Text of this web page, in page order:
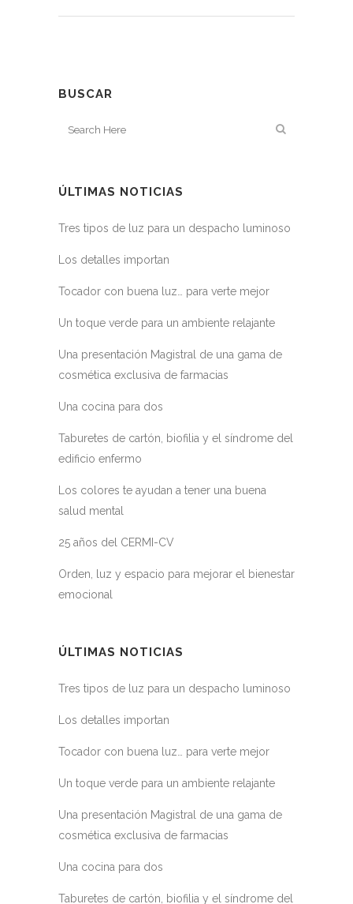
BUSCAR
ÚLTIMAS NOTICIAS
Tres tipos de luz para un despacho luminoso
Los detalles importan
Tocador con buena luz… para verte mejor
Un toque verde para un ambiente relajante
Una presentación Magistral de una gama de
cosmética exclusiva de farmacias
Una cocina para dos
Taburetes de cartón, biofilia y el síndrome del
edificio enfermo
Los colores te ayudan a tener una buena
salud mental
25 años del CERMI-CV
Orden, luz y espacio para mejorar el bienestar
emocional
ÚLTIMAS NOTICIAS
Tres tipos de luz para un despacho luminoso
Los detalles importan
Tocador con buena luz… para verte mejor
Un toque verde para un ambiente relajante
Una presentación Magistral de una gama de
cosmética exclusiva de farmacias
Una cocina para dos
Taburetes de cartón, biofilia y el síndrome del